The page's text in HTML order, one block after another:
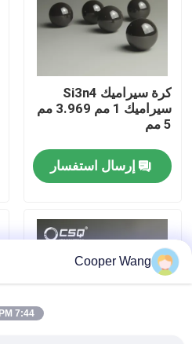
معلومات عنا
جولة في المعمل
رقابة جودة
اتصل بنا
اطلب اقتباس
محامل كروية سيراميك
كرة سيراميك Si3n4
سيراميك 1 مم 3.969 مم
5 مم
إرسال استفسار
Cooper Wang
7:44 PM